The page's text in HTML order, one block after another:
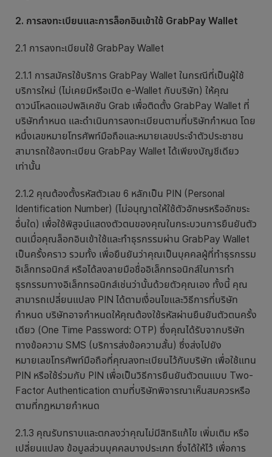
2. การลงทะเบียนและการล็อกอินเข้าใช้ GrabPay Wallet
2.1 การลงทะเบียนใช้ GrabPay Wallet
2.1.1 การสมัครใช้บริการ GrabPay Wallet ในกรณีที่เป็นผู้ใช้
บริการใหม่ (ไม่เคยมีหรือเปิด e-Wallet กับบริษัท) ให้คุณ
ดาวน์โหลดแอปพลิเคชัน Grab เพื่อติดตั้ง GrabPay Wallet ที่
บริษัทกำหนด และดำเนินการลงทะเบียนตามที่บริษัทกำหนด โดย
หนึ่งเลขหมายโทรศัพท์มือถือและหมายเลขประจำตัวประชาชน
สามารถใช้ลงทะเบียน GrabPay Wallet ได้เพียงบัญชีเดียว
เท่านั้น
2.1.2 คุณต้องตั้งรหัสตัวเลข 6 หลักเป็น PIN (Personal
Identification Number) (ไม่อนุญาตให้ใช้ตัวอักษรหรืออักขระ
อื่นใด) เพื่อใช้พิสูจน์แสดงตัวตนของคุณในกระบวนการยืนยันตัว
ตนเมื่อคุณล็อกอินเข้าใช้และทำธุรกรรมผ่าน GrabPay Wallet
เป็นครั้งคราว รวมทั้ง เพื่อยืนยันว่าคุณเป็นบุคคลผู้ที่ทำธุรกรรม
อิเล็กทรอนิกส์ หรือได้ลงลายมือชื่ออิเล็กทรอนิกส์ในการทำ
ธุรกรรมทางอิเล็กทรอนิกส์เช่นว่านั้นด้วยตัวคุณเอง ทั้งนี้ คุณ
สามารถเปลี่ยนแปลง PIN ได้ตามเงื่อนไขและวิธีการที่บริษัท
กำหนด บริษัทอาจกำหนดให้คุณต้องใช้รหัสผ่านยืนยันตัวตนครั้ง
เดียว (One Time Password: OTP) ซึ่งคุณได้รับจากบริษัท
ทางข้อความ SMS (บริการส่งข้อความสั้น) ซึ่งส่งไปยัง
หมายเลขโทรศัพท์มือถือที่คุณลงทะเบียนไว้กับบริษัท เพื่อใช้แทน
PIN หรือใช้ร่วมกับ PIN เพื่อเป็นวิธีการยืนยันตัวตนแบบ Two-
Factor Authentication ตามที่บริษัทพิจารณาเห็นสมควรหรือ
ตามที่กฎหมายกำหนด
2.1.3 คุณรับทราบและตกลงว่าคุณไม่มีสิทธิแก้ไข เพิ่มเติม หรือ
เปลี่ยนแปลง ข้อมูลส่วนบุคคลบางประเภท ซึ่งได้ให้ไว้ เพื่อการ